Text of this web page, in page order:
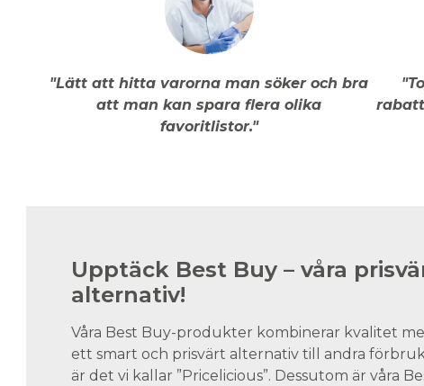
"Lätt att hitta varorna man söker och bra
att man kan spara flera olika
favoritlistor."
Upptäck Best Buy – våra
alternativ!
Våra Best Buy-produkter kombinerar kvalitet
ett smart och prisvärt alternativ till andra
är det vi kallar ”Pricelicious”. Dessutom är våra